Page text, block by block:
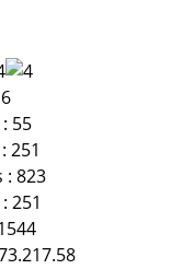
55
251
: 823
251